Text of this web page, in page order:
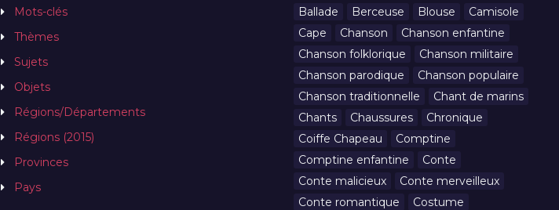
Mots-clés
Thèmes
Sujets
Objets
Régions/Départements
Régions (2015)
Provinces
Pays
Ballade Berceuse Blouse
Camisole
Cape
Chanson
Chanson enfantine
Chanson folklorique
Chanson militaire
Chanson parodique
Chanson populaire
Chanson traditionnelle
Chant de marins
Chants
Chaussures
Chronique
Coiffe Chapeau
Comptine
Comptine enfantine
Conte
Conte malicieux
Conte merveilleux
Conte romantique
Costume